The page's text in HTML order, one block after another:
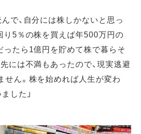
で、自分には株しかないと思っ
り5％の株を買えば年500万円の
ったら1億円を貯めて株で暮らそ
には不満もあったので、現実逃避
せん。株を始めれば人生が変わ
した」